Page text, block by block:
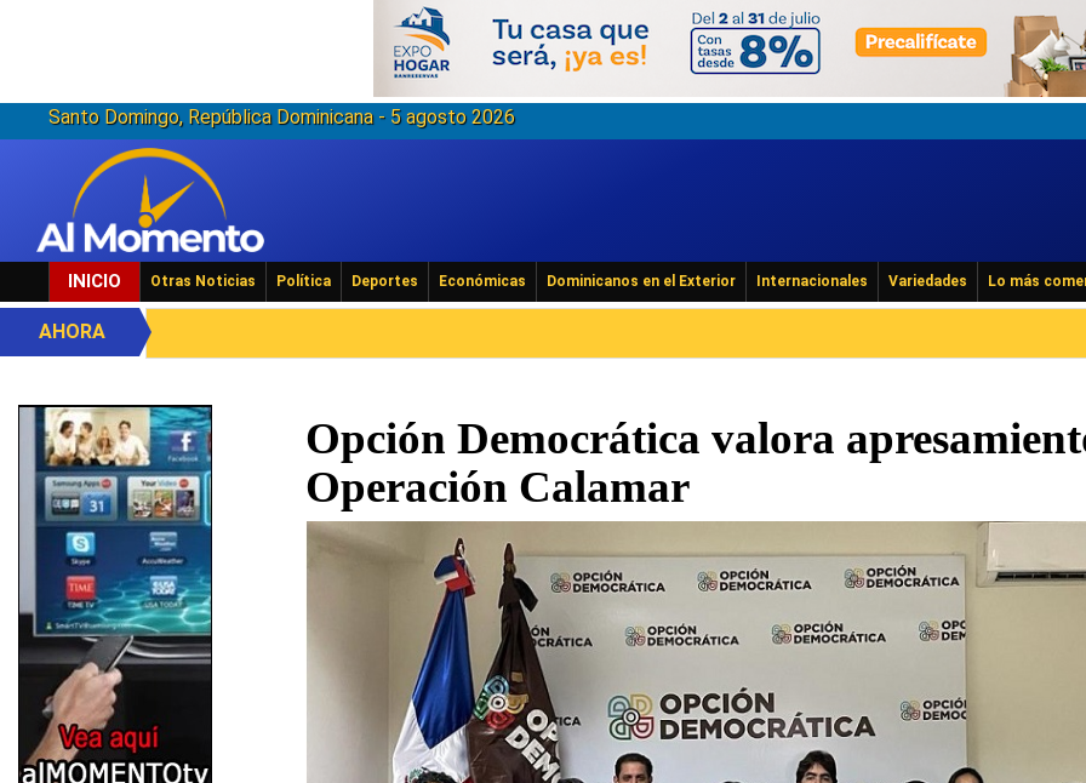
Santo Domingo, República Dominicana - 5 agosto 2026
INICIO Otras Noticias Política Deportes Económicas Dominicanos en el Exterior Internacionales Variedades Lo más
AHORA
Opción Democrática valora
Operación Calamar